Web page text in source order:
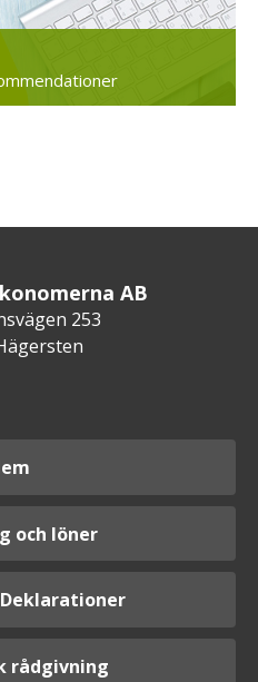
AB
253
och löner
rådgivning